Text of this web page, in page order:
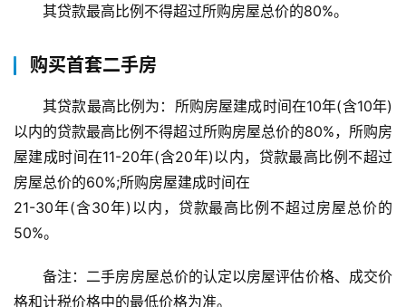
其贷款最高比例不得超过所购房屋总价的80%。
购买首套二手房
其贷款最高比例为：所购房屋建成时间在10年(含10年)
以内的贷款最高比例不得超过所购房屋总价的80%，所购房
屋建成时间在11-20年(含20年)以内，贷款最高比例不超过
房屋总价的60%;所购房屋建成时间在
21-30年(含30年)以内，贷款最高比例不超过房屋总价的
50%。
备注：二手房房屋总价的认定以房屋评估价格、成交价
格和计税价格中的最低价格为准。